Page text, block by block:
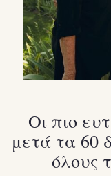
Οι πιο
μετά τα 60
όλους